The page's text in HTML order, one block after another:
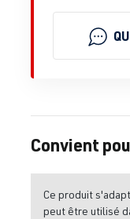
Convient
Ce produit
peut être utilisé